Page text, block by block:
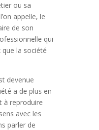
ou sa
appelle, le
de son
qui
la société
devenue
a de plus en
à reproduire
avec les
parler de